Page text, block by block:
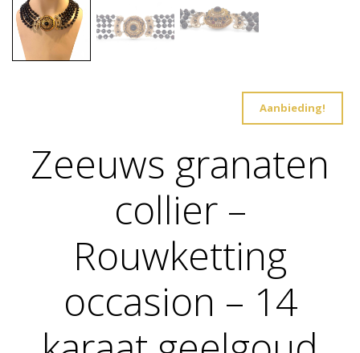
Aanbieding!
Zeeuws granaten
collier –
Rouwketting
occasion – 14